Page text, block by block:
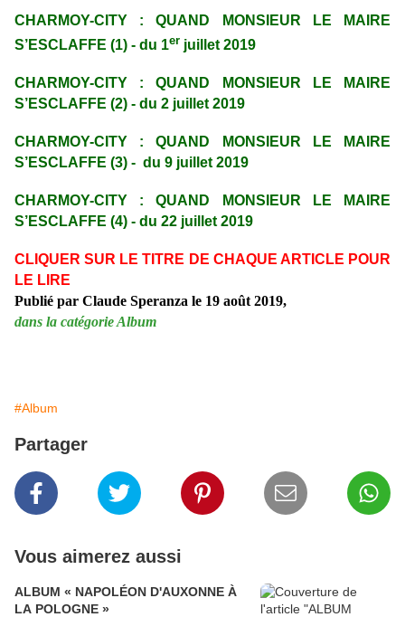
CHARMOY-CITY : QUAND MONSIEUR LE MAIRE
S’ESCLAFFE (1) - du 1er juillet 2019
CHARMOY-CITY : QUAND MONSIEUR LE MAIRE
S’ESCLAFFE (2) - du 2 juillet 2019
CHARMOY-CITY : QUAND MONSIEUR LE MAIRE
S’ESCLAFFE (3) - du 9 juillet 2019
CHARMOY-CITY : QUAND MONSIEUR LE MAIRE
S’ESCLAFFE (4) - du 22 juillet 2019
CLIQUER SUR LE TITRE DE CHAQUE ARTICLE POUR
LE LIRE
Publié par Claude Speranza le 19 août 2019,
dans la catégorie Album
#Album
Partager
Vous aimerez aussi
ALBUM « NAPOLÉON D'AUXONNE À
LA POLOGNE »